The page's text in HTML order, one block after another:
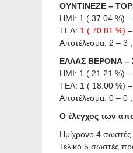
ΟΥΝΤΙΝΕΖΕ –
ΗΜΙ: 1 ( 37.04 %) –
ΤΕΛ: 1 ( 70.81 %)
Αποτέλεσμα: 2 – 3
ΕΛΛΑΣ ΒΕΡΟΝΑ –
ΗΜΙ: 1 ( 21.21 %)
ΤΕΛ: 1 ( 18.00 %)
Αποτέλεσμα: 0 – 0
Ο έλεγχος των
Ημίχρονο 4
Τελικό 5 σωστές